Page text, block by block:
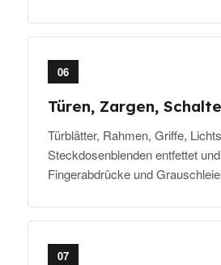
06
Türen, Zargen,
Türblätter, Rahmen, Griffe,
Steckdosenblenden entfettet
Fingerabdrücke und
07